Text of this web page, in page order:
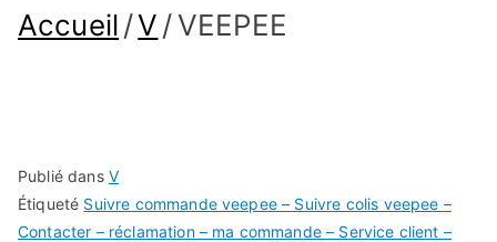
Accueil V VEEPEE
Publié dans V
Étiqueté Suivre commande veepee – Suivre colis veepee –
Contacter – réclamation – ma commande – Service client –